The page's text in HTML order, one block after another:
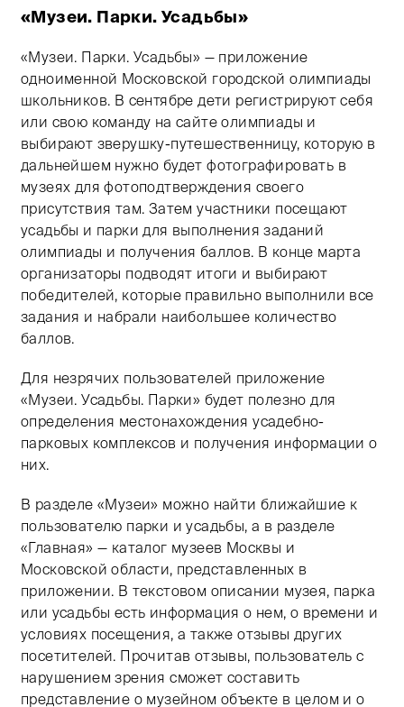
Тифлокомментарий: цветная иллюстрация
«Музеи. Парки. Усадьбы»
«Музеи. Парки. Усадьбы» — приложение
одноименной Московской городской олимпиады
школьников. В сентябре дети регистрируют себя
или свою команду на сайте олимпиады и
выбирают зверушку-путешественницу, которую в
дальнейшем нужно будет фотографировать в
музеях для фотоподтверждения своего
присутствия там. Затем участники посещают
усадьбы и парки для выполнения заданий
олимпиады и получения баллов. В конце марта
организаторы подводят итоги и выбирают
победителей, которые правильно выполнили все
задания и набрали наибольшее количество
баллов.
Для незрячих пользователей приложение
«Музеи. Усадьбы. Парки» будет полезно для
определения местонахождения усадебно-
парковых комплексов и получения информации о
них.
В разделе «Музеи» можно найти ближайшие к
пользователю парки и усадьбы, а в разделе
«Главная» — каталог музеев Москвы и
Московской области, представленных в
приложении. В текстовом описании музея, парка
или усадьбы есть информация о нем, о времени и
условиях посещения, а также отзывы других
посетителей. Прочитав отзывы, пользователь с
нарушением зрения сможет составить
представление о музейном объекте в целом и о